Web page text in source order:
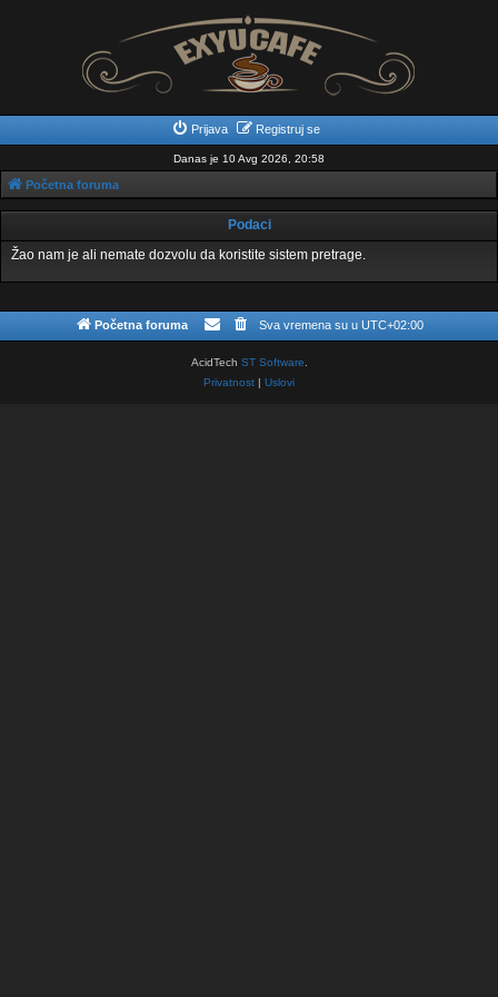
Prijava Registruj se
Danas je 10 Avg 2026, 20:58
Početna foruma
Podaci
Žao nam je ali nemate dozvolu da koristite sistem pretrage.
Početna foruma Sva vremena su u UTC+02:00
AcidTech ST Software
Privatnost | Uslovi